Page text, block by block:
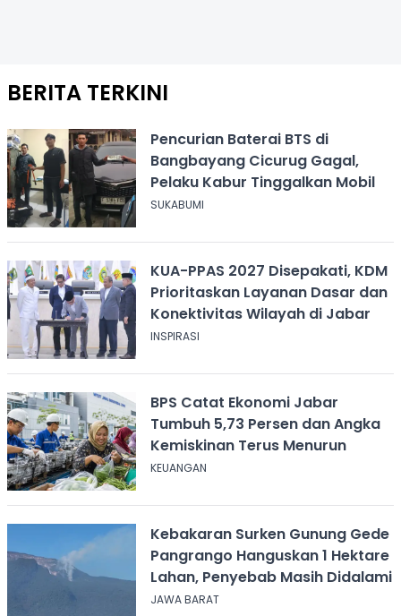
BERITA TERKINI
Pencurian Baterai BTS di
Bangbayang Cicurug Gagal,
Pelaku Kabur Tinggalkan Mobil
SUKABUMI
KUA-PPAS 2027 Disepakati, KDM
Prioritaskan Layanan Dasar dan
Konektivitas Wilayah di Jabar
INSPIRASI
BPS Catat Ekonomi Jabar
Tumbuh 5,73 Persen dan Angka
Kemiskinan Terus Menurun
KEUANGAN
Kebakaran Surken Gunung Gede
Pangrango Hanguskan 1 Hektare
Lahan, Penyebab Masih Didalami
JAWA BARAT